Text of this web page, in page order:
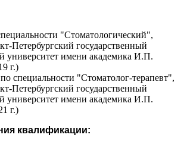
"Стоматологический",
Петербургский государственный
университет имени академика И.П.
г.)
специальности "Стоматолог-терапевт",
Петербургский государственный
университет имени академика И.П.
г.)
квалификации: